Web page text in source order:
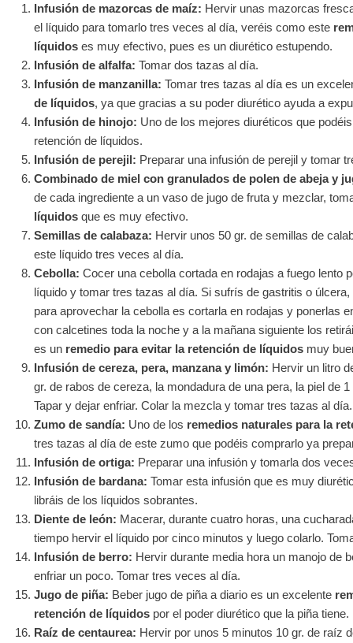
Infusión de mazorcas de maíz: Hervir unas mazorcas
el líquido para tomarlo tres veces al día, veréis como este
líquidoses muy efectivo, pues es un diurético estupendo.
Infusión de alfalfa: Tomar dos tazas al día.
Infusión de manzanilla: Tomar tres tazas al día es un
de líquidos, ya que gracias a su poder diurético ayuda a
Infusión de hinojo: Uno de los mejores diuréticos que
retención de líquidos.
Infusión de perejil: Preparar una infusión de perejil y tomar
Combinado de miel con granulados de polen de abeja y
de cada ingrediente a un vaso de jugo de fruta y mezclar,
líquidosque es muy efectivo.
Semillas de calabaza: Hervir unos 50 gr. de semillas de
este líquido tres veces al día.
Cebolla: Cocer una cebolla cortada en rodajas a fuego lento
líquido y tomar tres tazas al día. Si sufrís de gastritis o
para aprovechar la cebolla es cortarla en rodajas y ponerlas
con calcetines toda la noche y a la mañana siguiente los
es un remedio para evitar la retención de líquidosmuy
Infusión de cereza, pera, manzana y limón: Hervir un litro
gr. de rabos de cereza, la mondadura de una pera, la piel de
Tapar y dejar enfriar. Colar la mezcla y tomar tres tazas al día.
Zumo de sandía: Uno de los remedios naturales para la
tres tazas al día de este zumo que podéis comprarlo ya
Infusión de ortiga: Preparar una infusión y tomarla dos
Infusión de bardana: Tomar esta infusión que es muy
libráis de los líquidos sobrantes.
Diente de león: Macerar, durante cuatro horas, una
tiempo hervir el líquido por cinco minutos y luego colarlo.
Infusión de berro: Hervir durante media hora un manojo de
enfriar un poco. Tomar tres veces al día.
Jugo de piña: Beber jugo de piña a diario es un excelente
retención de líquidospor el poder diurético que la piña tiene.
Raíz de centaurea: Hervir por unos 5 minutos 10 gr. de raíz